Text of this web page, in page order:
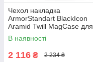
Чехол накладка
ArmorStandart BlackIcon
Aramid Twill MagCase для
Samsung S26 Plus Black
(ARM90146)
В наявності
2 116 ₴ 2 234 ₴